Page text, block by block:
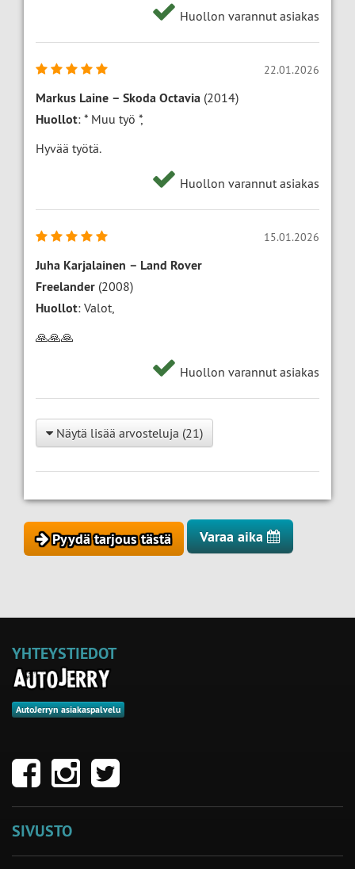
Huollon varannut asiakas
22.01.2026
Markus Laine – Skoda Octavia (2014)
Huollot: * Muu työ *,
Hyvää työtä.
Huollon varannut asiakas
15.01.2026
Juha Karjalainen – Land Rover
Freelander (2008)
Huollot: Valot,
🙏🙏🙏
Huollon varannut asiakas
Näytä lisää arvosteluja (21)
Pyydä tarjous tästä Varaa aika
YHTEYSTIEDOT
AutoJerryn asiakaspalvelu
SIVUSTO